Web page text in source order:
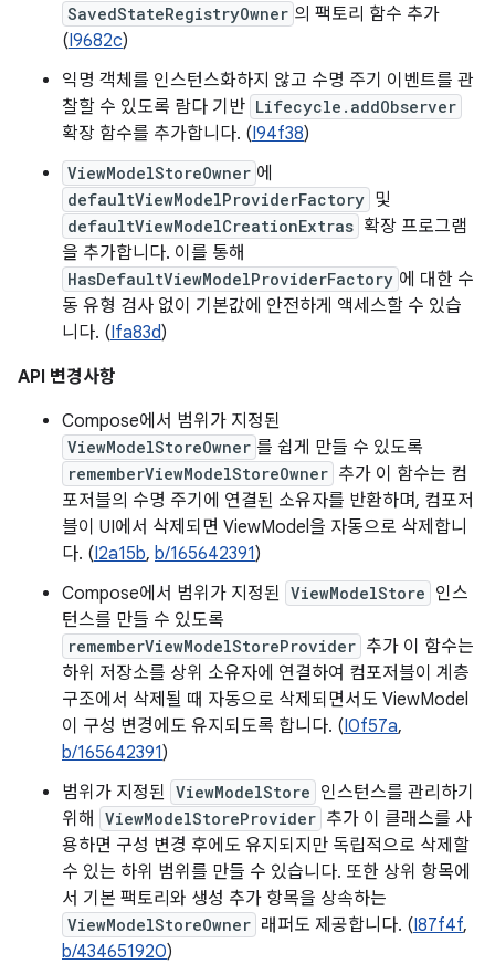
SavedStateRegistryOwner 의 팩토리 함수 추가
(I9682c)
익명 객체를 인스턴스화하지 않고 수명 주기 이벤트를 관
찰할 수 있도록 람다 기반 Lifecycle.addObserver
확장 함수를 추가합니다. (I94f38)
ViewModelStoreOwner 에
defaultViewModelProviderFactory 및
defaultViewModelCreationExtras 확장 프로그램
을 추가합니다. 이를 통해
HasDefaultViewModelProviderFactory 에 대한 수
동 유형 검사 없이 기본값에 안전하게 액세스할 수 있습
니다. (Ifa83d)
API 변경사항
Compose에서 범위가 지정된
ViewModelStoreOwner 를 쉽게 만들 수 있도록
rememberViewModelStoreOwner 추가 이 함수는 컴
포저블의 수명 주기에 연결된 소유자를 반환하며, 컴포저
블이 UI에서 삭제되면 ViewModel을 자동으로 삭제합니
다. (I2a15b, b/165642391)
Compose에서 범위가 지정된 ViewModelStore 인스
턴스를 만들 수 있도록
rememberViewModelStoreProvider 추가 이 함수는
하위 저장소를 상위 소유자에 연결하여 컴포저블이 계층
구조에서 삭제될 때 자동으로 삭제되면서도 ViewModel
이 구성 변경에도 유지되도록 합니다. (I0f57a,
b/165642391)
범위가 지정된 ViewModelStore 인스턴스를 관리하기
위해
ViewModelStoreProvider 추가 이 클래스를 사
용하면 구성 변경 후에도 유지되지만 독립적으로 삭제할
수 있는 하위 범위를 만들 수 있습니다. 또한 상위 항목에
서 기본 팩토리와 생성 추가 항목을 상속하는
ViewModelStoreOwner 래퍼도 제공합니다. (I87f4f,
b/434651920)